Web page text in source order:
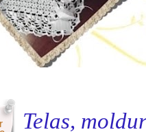
Telas,